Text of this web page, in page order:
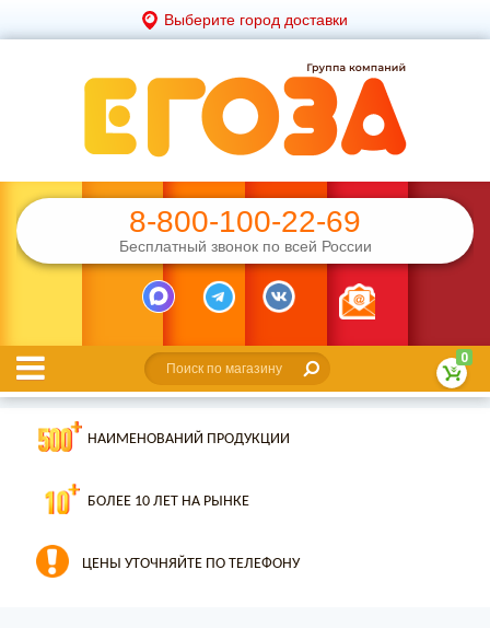
Выберите город доставки
8-800-100-22-69
Бесплатный звонок по всей России
0
НАИМЕНОВАНИЙ ПРОДУКЦИИ
БОЛЕЕ 10 ЛЕТ НА РЫНКЕ
ЦЕНЫ УТОЧНЯЙТЕ ПО ТЕЛЕФОНУ